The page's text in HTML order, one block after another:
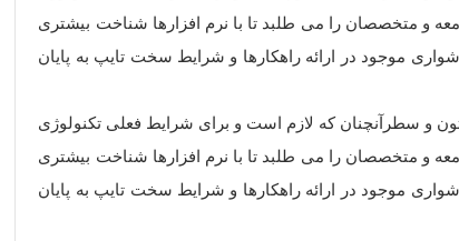
و متخصصان را می طلبد تا با نرم افزارها شناخت بیشتری
موجود در ارائه راهکارها و شرایط سخت تایپ به پایان
و سطرآنچنان که لازم است و برای شرایط فعلی تکنولوژی
و متخصصان را می طلبد تا با نرم افزارها شناخت بیشتری
موجود در ارائه راهکارها و شرایط سخت تایپ به پایان